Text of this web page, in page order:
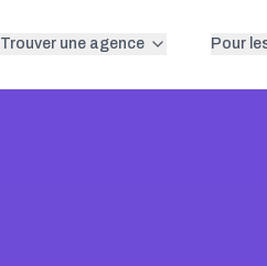
Trouver une agence Pour